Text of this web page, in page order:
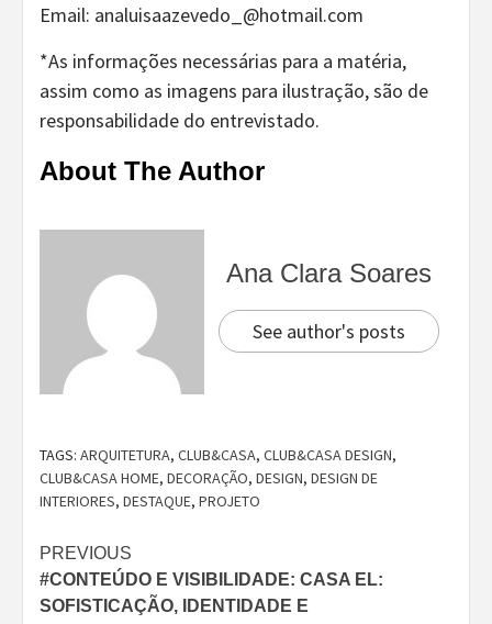
Email: analuisaazevedo_@hotmail.com
*As informações necessárias para a matéria,
assim como as imagens para ilustração, são de
responsabilidade do entrevistado.
About The Author
Ana Clara Soares
See author's posts
TAGS: ARQUITETURA, CLUB&CASA, CLUB&CASA DESIGN,
CLUB&CASA HOME, DECORAÇÃO, DESIGN, DESIGN DE
INTERIORES, DESTAQUE, PROJETO
Continue
Reading
PREVIOUS
#CONTEÚDO E VISIBILIDADE: CASA EL:
SOFISTICAÇÃO, IDENTIDADE E